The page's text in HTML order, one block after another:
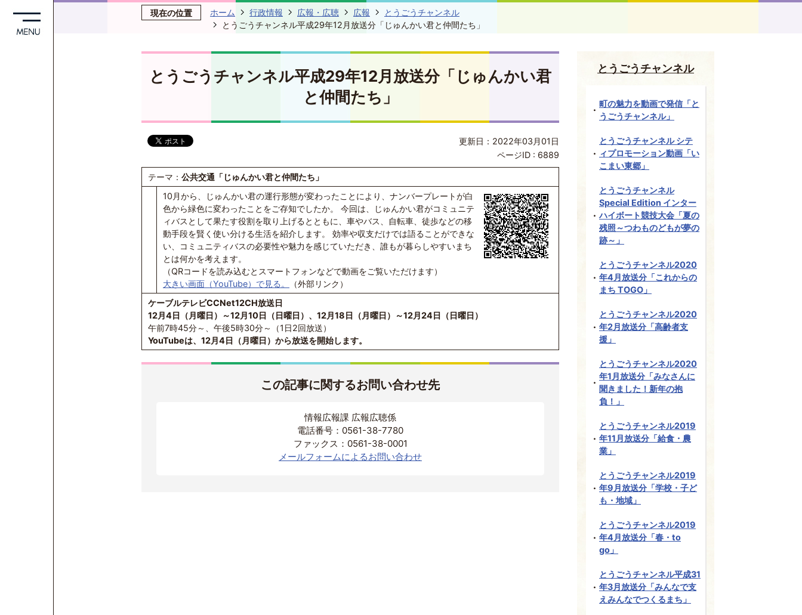
現在の位置 ホーム 行政情報 広報・広聴 広報
とうごうチャンネル
とうごうチャンネル平成29年12月放送分「じゅんかい君と仲間たち」
とうごうチャンネル平成29年12月放送分「じゅんかい君
と仲間たち」
更新日：2022年03月01日
ページID : 6889
テーマ： 公共交通「じゅんかい君と仲間たち」
10月から、じゅんかい君の運行形態が変わったことにより、ナンバープレートが白
色から緑色に変わったことをご存知でしたか。 今回は、じゅんかい君がコミュニテ
ィバスとして果たす役割を取り上げるとともに、車やバス、自転車、徒歩などの移
動手段を賢く使い分ける生活を紹介します。 効率や収支だけでは語ることができな
い、コミュニティバスの必要性や魅力を感じていただき、誰もが暮らしやすいまち
とは何かを考えます。
（QRコードを読み込むとスマートフォンなどで動画をご覧いただけます）
大きい画面（YouTube）で見る。
（外部リンク）
ケーブルテレビCCNet12CH放送日
12月4日（月曜日）～12月10日（日曜日）、12月18日（月曜日）～12月24日（日曜日）
午前7時45分～、午後5時30分～（1日2回放送）
YouTubeは、12月4日（月曜日）から放送を開始します。
この記事に関するお問い合わせ先
情報広報課 広報広聴係
電話番号：0561-38-7780
ファックス：0561-38-0001
メールフォームによるお問い合わせ
とうごうチャンネル
町の魅力を動画で発信「と
うごうチャンネル」
とうごうチャンネル シテ
ィプロモーション動画「い
こまい東郷」
とうごうチャンネル
Special Edition インター
ハイボート競技大会「夏の
残照～つわものどもが夢の
跡～」
とうごうチャンネル2020
年4月放送分「これからの
まち TOGO」
とうごうチャンネル2020
年2月放送分「高齢者支
援」
とうごうチャンネル2020
年1月放送分「みなさんに
聞きました！新年の抱
負！」
とうごうチャンネル2019
年11月放送分「給食・農
業」
とうごうチャンネル2019
年9月放送分「学校・子ど
も・地域」
とうごうチャンネル2019
年4月放送分「春・to
go」
とうごうチャンネル平成31
年3月放送分「みんなで支
えみんなでつくるまち」